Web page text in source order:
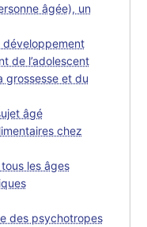
âgée), un
développement
de l’adolescent
grossesse et du
âgé
chez
les âges
des psychotropes